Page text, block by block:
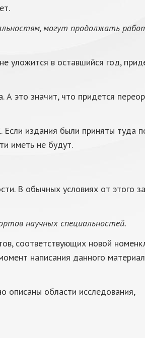
могут продолжать
уложится в оставшийся год,
это значит, что придется
Если издания были приняты туда
иметь не будут.
В обычных условиях от этого
научных специальностей.
соответствующих новой
написания данного
описаны области исследования,